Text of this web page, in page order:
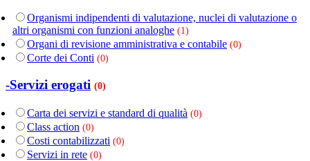
Organismi indipendenti di valutazione, nuclei di valutazione o
altri organismi con funzioni analoghe (1)
Organi di revisione amministrativa e contabile (0)
Corte dei Conti (0)
-Servizi erogati (0)
Carta dei servizi e standard di qualità (0)
Class action (0)
Costi contabilizzati (0)
Servizi in rete (0)